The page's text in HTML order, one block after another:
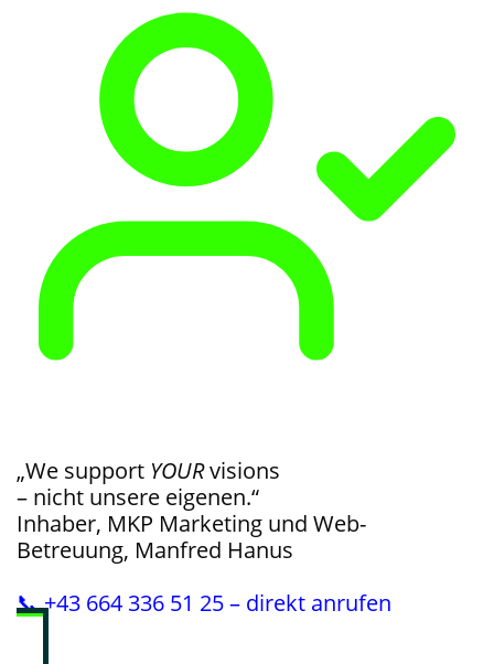
„We support YOURvisions
– nicht unsere eigenen.“
Inhaber, MKP Marketing und Web-
Betreuung, Manfred Hanus
📞 +43 664 336 51 25 – direkt anrufen